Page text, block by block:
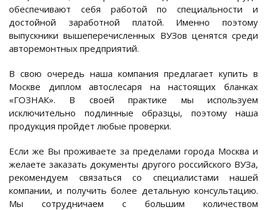
обеспечивают себя работой по специальности и
достойной заработной платой. Именно поэтому
выпускники вышеперечисленных ВУЗов ценятся среди
авторемонтных предприятий.
В свою очередь наша компания предлагает купить в
Москве диплом автослесаря на настоящих бланках
«ГОЗНАК». В своей практике мы используем
исключительно подлинные образцы, поэтому наша
продукция пройдет любые проверки.
Если же Вы проживаете за пределами города Москва и
желаете заказать документы другого российского ВУЗа,
рекомендуем связаться со специалистами нашей
компании, и получить более детальную консультацию.
Мы сотрудничаем с большим количеством